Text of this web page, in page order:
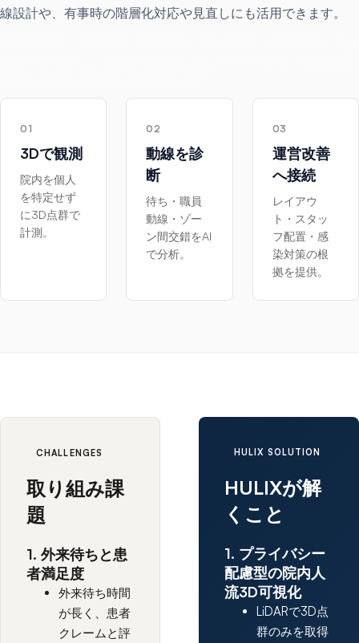
線設計や、有事時の階層化対応や見直しにも活用できます。
01
3Dで観測
院内を個人
を特定せず
に3D点群で
計測。
02
動線を診
断
待ち・職員
動線・ゾー
ン間交錯をAI
で分析。
03
運営改善
へ接続
レイアウ
ト・スタッ
フ配置・感
染対策の根
拠を提供。
CHALLENGES
取り組み課
題
1. 外来待ちと患
者満足度
外来待ち時間
が長く、患者
クレームと評
HULIX SOLUTION
HULIXが解
くこと
1. プライバシー
配慮型の院内人
流3D可視化
LiDARで3D点
群のみを取得